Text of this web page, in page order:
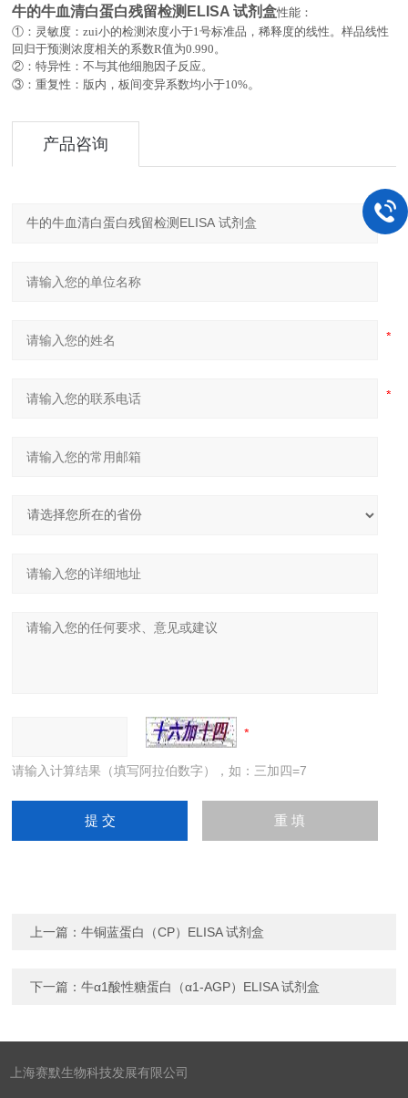
牛的牛血清白蛋白残留检测ELISA 试剂盒性能：
①：灵敏度：zui小的检测浓度小于1号标准品，稀释度的线性。样品线性
回归于预测浓度相关的系数R值为0.990。
②：特异性：不与其他细胞因子反应。
③：重复性：版内，板间变异系数均小于10%。
产品咨询
请输入计算结果（填写阿拉伯数字），如：三加四=7
上一篇：牛铜蓝蛋白（CP）ELISA 试剂盒
下一篇：牛α1酸性糖蛋白（α1-AGP）ELISA 试剂盒
上海赛默生物科技发展有限公司